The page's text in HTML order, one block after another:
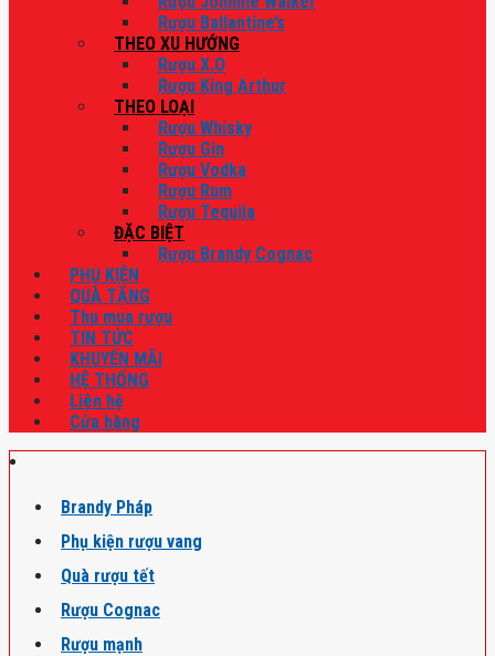
Rượu Ballantine’s
THEO XU HƯỚNG
Rượu X.O
Rượu King Arthur
THEO LOẠI
Rượu Whisky
Rượu Gin
Rượu Vodka
Rượu Rum
Rượu Tequila
ĐẶC BIỆT
Rượu Brandy Cognac
PHỤ KIỆN
QUÀ TẶNG
Thu mua rượu
TIN TỨC
KHUYẾN MÃI
HỆ THỐNG
Liên hệ
Cửa hàng
Brandy Pháp
Phụ kiện rượu vang
Quà rượu tết
Rượu Cognac
Rượu mạnh